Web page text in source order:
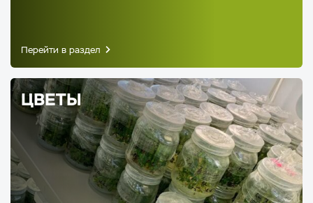
Перейти в раздел
ЦВЕТЫ